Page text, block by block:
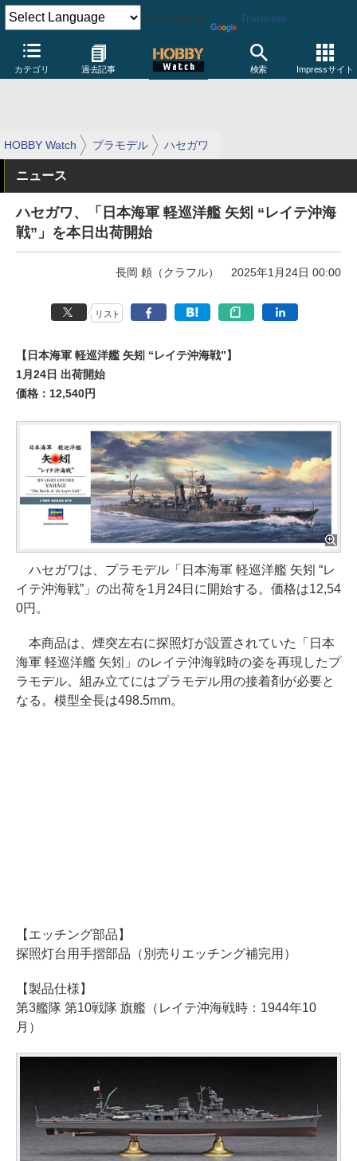
Powered by Translate
カテゴリ 過去記事 検索 Impressサイト
HOBBY Watch プラモデル ハセガワ
ニュース
ハセガワ、「日本海軍 軽巡洋艦 矢矧 “レイテ沖海
戦”」を本日出荷開始
長岡 頼（クラフル） 2025年1月24日 00:00
リスト
【日本海軍 軽巡洋艦 矢矧 “レイテ沖海戦”】
1月24日 出荷開始
価格：12,540円
ハセガワは、プラモデル「日本海軍 軽巡洋艦 矢矧 “レ
イテ沖海戦”」の出荷を1月24日に開始する。価格は12,54
0円。
本商品は、煙突左右に探照灯が設置されていた「日本
海軍 軽巡洋艦 矢矧」のレイテ沖海戦時の姿を再現したプ
ラモデル。組み立てにはプラモデル用の接着剤が必要と
なる。模型全長は498.5mm。
【エッチング部品】
探照灯台用手摺部品（別売りエッチング補完用）
【製品仕様】
第3艦隊 第10戦隊 旗艦（レイテ沖海戦時：1944年10
月）